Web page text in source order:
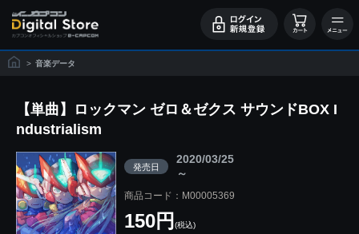
> 音楽データ
【単曲】ロックマン ゼロ＆ゼクス サウンドBOX I
ndustrialism
発売日
2020/03/25
～
商品コード：M00005369
150円 (税込)